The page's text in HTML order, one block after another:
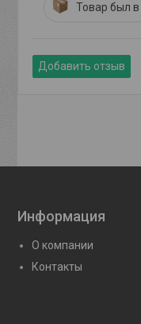
Товар был
Добавить отзыв
Информация
О компании
Контакты